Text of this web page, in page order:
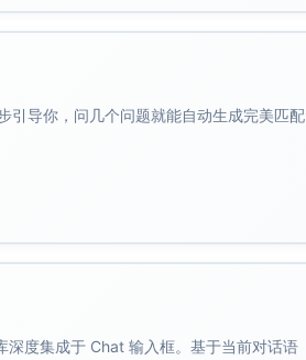
、QR-Code-Login、
阅读体验。
引导你，问几个问题就能自动生成完美匹配
度集成于 Chat 输入框。基于当前对话语